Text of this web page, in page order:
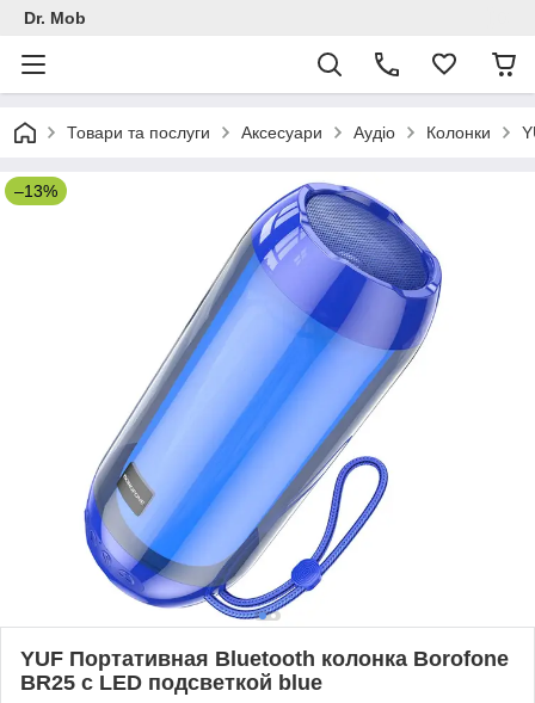
Dr. Mob
Товари та послуги Аксесуари Аудіо Колонки
–13%
YUF Портативная Bluetooth колонка Borofone
BR25 с LED подсветкой blue